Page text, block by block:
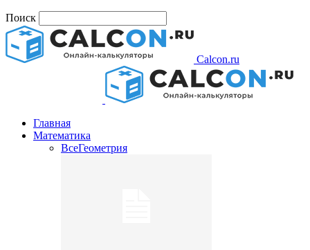
Поиск
Calcon.ru
Главная
Математика
ВсеГеометрия